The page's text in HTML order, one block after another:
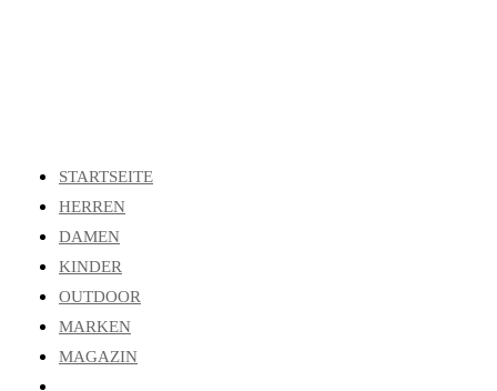
STARTSEITE
HERREN
DAMEN
KINDER
OUTDOOR
MARKEN
MAGAZIN